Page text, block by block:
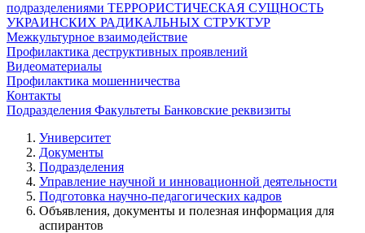
подразделениями ТЕРРОРИСТИЧЕСКАЯ СУЩНОСТЬ
УКРАИНСКИХ РАДИКАЛЬНЫХ СТРУКТУР
Межкультурное взаимодействие
Профилактика деструктивных проявлений
Видеоматериалы
Профилактика мошенничества
Контакты
Подразделения Факультеты Банковские реквизиты
Университет
Документы
Подразделения
Управление научной и инновационной деятельности
Подготовка научно-педагогических кадров
Объявления, документы и полезная информация для
аспирантов